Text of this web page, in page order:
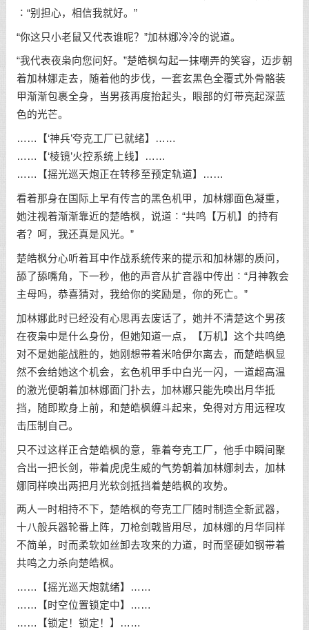
∶“别担心，相信我就好。”
“你这只小老鼠又代表谁呢？”加林娜冷冷的说道。
“我代表夜枭向您问好。”楚皓枫勾起一抹嘲弄的笑容，迈步朝
着加林娜走去，随着他的步伐，一套玄黑色全覆式外骨骼装
甲渐渐包裹全身，当男孩再度抬起头，眼部的灯带亮起深蓝
色的光芒。
……【‘神兵’夸克工厂已就绪】……
……【‘棱镜’火控系统上线】……
……【摇光巡天炮正在转移至预定轨道】……
看着那身在国际上早有传言的黑色机甲，加林娜面色凝重，
她注视着渐渐靠近的楚皓枫，说道∶“共鸣【万机】的持有
者？呵，我还真是风光。”
楚皓枫分心听着耳中作战系统传来的提示和加林娜的质问，
舔了舔嘴角，下一秒，他的声音从扩音器中传出∶“月神教会
主母吗，恭喜猜对，我给你的奖励是，你的死亡。”
加林娜此时已经没有心思再去废话了，她并不清楚这个男孩
在夜枭中是什么身份，但她知道一点，【万机】这个共鸣绝
对不是她能战胜的，她刚想带着米哈伊尔离去，而楚皓枫显
然不会给她这个机会，玄色机甲手中白光一闪，一道超高温
的激光便朝着加林娜面门扑去，加林娜只能先唤出月华抵
挡，随即欺身上前，和楚皓枫缠斗起来，免得对方用远程攻
击压制自己。
只不过这样正合楚皓枫的意，靠着夸克工厂，他手中瞬间聚
合出一把长剑，带着虎虎生威的气势朝着加林娜刺去，加林
娜同样唤出两把月光软剑抵挡着楚皓枫的攻势。
两人一时相持不下，楚皓枫的夸克工厂随时制造全新武器，
十八般兵器轮番上阵，刀枪剑戟皆用尽，加林娜的月华同样
不简单，时而柔软如丝卸去攻来的力道，时而坚硬如钢带着
共鸣之力杀向楚皓枫。
……【摇光巡天炮就绪】……
……【时空位置锁定中】……
……【锁定！锁定！】……